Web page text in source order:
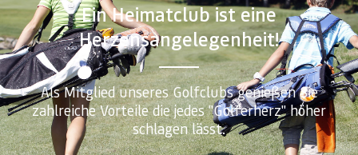
Ein Heimatclub ist eine
Herzensangelegenheit!
Als Mitglied unseres Golfclubs genießen Sie
zahlreiche Vorteile die jedes "Golferherz" höher
schlagen lässt.